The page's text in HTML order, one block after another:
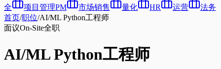
全
项目管理PM 市场销售 量化 HR 运营
法务
首页/职位/AI/ML Python工程师
面议On-Site全职
AI/ML Python工程师